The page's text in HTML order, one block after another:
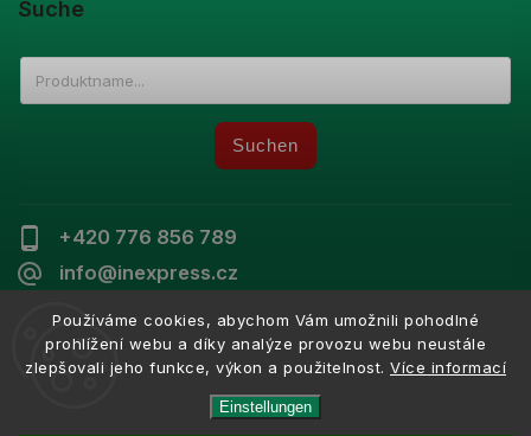
Používáme cookies, abychom Vám umožnili pohodlné
prohlížení webu a díky analýze provozu webu neustále
zlepšovali jeho funkce, výkon a použitelnost. Více informací
Einstellungen
+420 776 856 789
info@inexpress.cz
Suche
Suchen
Copyright 2026 Inexpress. Alle Rechte vorbehalten.
VytvořilShoptet| Design